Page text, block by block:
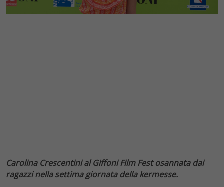
Carolina Crescentini al Giffoni Film Fest osannata dai
ragazzi nella settima giornata della kermesse.